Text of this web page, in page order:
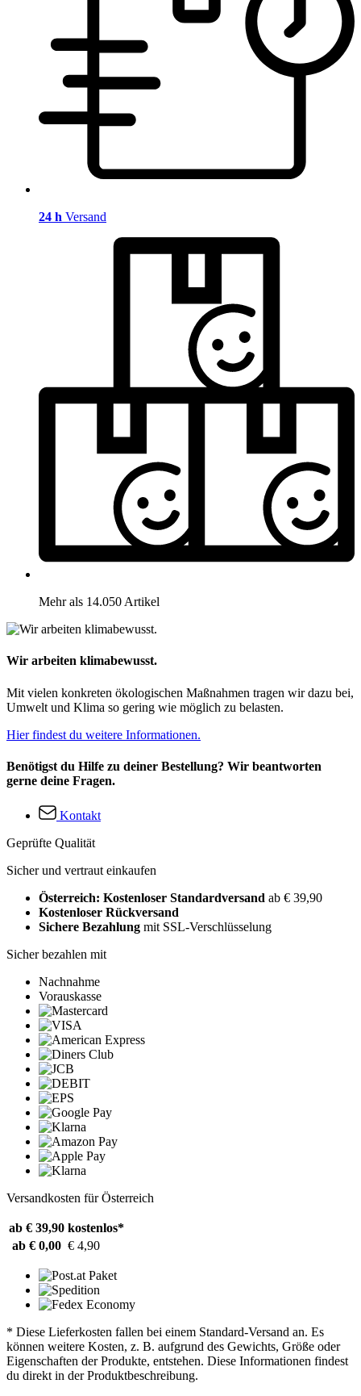
24 h Versand
Mehr als 14.050 Artikel
Wir arbeiten klimabewusst.
Mit vielen konkreten ökologischen Maßnahmen tragen wir dazu bei,
Umwelt und Klima so gering wie möglich zu belasten.
Hier findest du weitere Informationen.
Benötigst du Hilfe zu deiner Bestellung? Wir beantworten
gerne deine Fragen.
Kontakt
Geprüfte Qualität
Sicher und vertraut einkaufen
Österreich: Kostenloser Standardversand ab € 39,90
Kostenloser Rückversand
Sichere Bezahlung mit SSL-Verschlüsselung
Sicher bezahlen mit
Nachnahme
Vorauskasse
Versandkosten für Österreich
ab € 39,90 kostenlos*
ab € 0,00 € 4,90
* Diese Lieferkosten fallen bei einem Standard-Versand an. Es
können weitere Kosten, z. B. aufgrund des Gewichts, Größe oder
Eigenschaften der Produkte, entstehen. Diese Informationen findest
du direkt in der Produktbeschreibung.